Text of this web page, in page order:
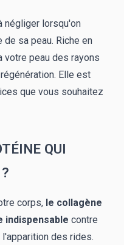
négliger lorsqu'on
de sa peau. Riche en
peau des rayons
Elle est
que vous souhaitez
QUI
corps, le collagène
indispensable contre
des rides.